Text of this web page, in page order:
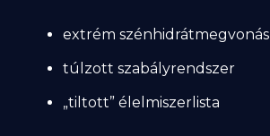
extrém szénhidrátmegvonás
túlzott szabályrendszer
„tiltott” élelmiszerlista